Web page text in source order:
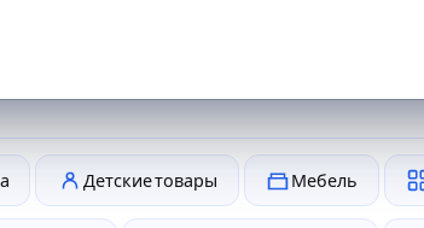
Детские товары Мебель